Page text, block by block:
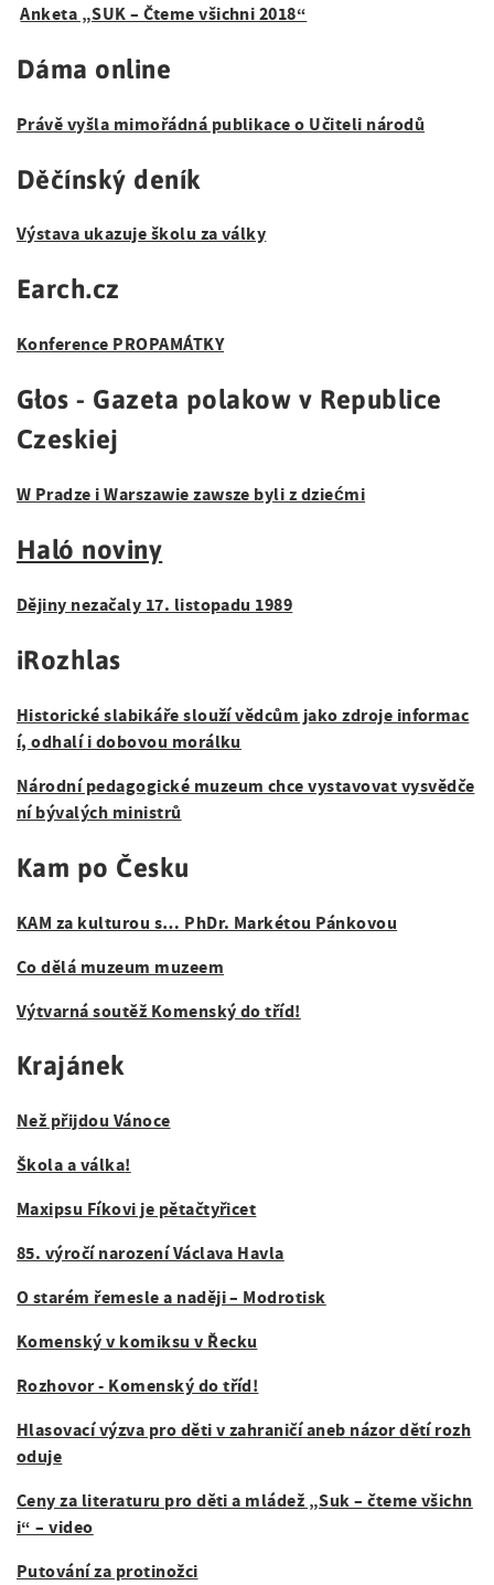
Anketa „SUK – Čteme všichni 2018“
Dáma online
Právě vyšla mimořádná publikace o Učiteli národů
Děčínský deník
Výstava ukazuje školu za války
Earch.cz
Konference PROPAMÁTKY
Głos - Gazeta polakow v Republice
Czeskiej
W Pradze i Warszawie zawsze byli z dziećmi
Haló noviny
Dějiny nezačaly 17. listopadu 1989
iRozhlas
Historické slabikáře slouží vědcům jako zdroje informac
í, odhalí i dobovou morálku
Národní pedagogické muzeum chce vystavovat vysvědče
ní bývalých ministrů
Kam po Česku
KAM za kulturou s… PhDr. Markétou Pánkovou
Co dělá muzeum muzeem
Výtvarná soutěž Komenský do tříd!
Krajánek
Než přijdou Vánoce
Škola a válka!
Maxipsu Fíkovi je pětačtyřicet
85. výročí narození Václava Havla
O starém řemesle a naději – Modrotisk
Komenský v komiksu v Řecku
Rozhovor - Komenský do tříd!
Hlasovací výzva pro děti v zahraničí aneb názor dětí rozh
oduje
Ceny za literaturu pro děti a mládež „Suk – čteme všichn
i“ – video
Putování za protinožci